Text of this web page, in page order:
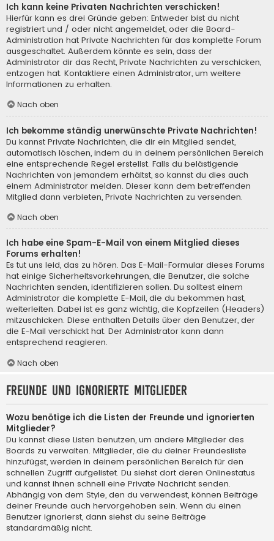
Ich kann keine Privaten Nachrichten verschicken!
Hierfür kann es drei Gründe geben: Entweder bist du nicht
registriert und / oder nicht angemeldet, oder die Board-
Administration hat Private Nachrichten für das komplette Forum
ausgeschaltet. Außerdem könnte es sein, dass der
Administrator dir das Recht, Private Nachrichten zu verschicken,
entzogen hat. Kontaktiere einen Administrator, um weitere
Informationen zu erhalten.
Nach oben
Ich bekomme ständig unerwünschte Private Nachrichten!
Du kannst Private Nachrichten, die dir ein Mitglied sendet,
automatisch löschen, indem du in deinem persönlichen Bereich
eine entsprechende Regel erstellst. Falls du belästigende
Nachrichten von jemandem erhältst, so kannst du dies auch
einem Administrator melden. Dieser kann dem betreffenden
Mitglied dann verbieten, Private Nachrichten zu versenden.
Nach oben
Ich habe eine Spam-E-Mail von einem Mitglied dieses
Forums erhalten!
Es tut uns leid, das zu hören. Das E-Mail-Formular dieses Forums
hat einige Sicherheitsvorkehrungen, die Benutzer, die solche
Nachrichten senden, identifizieren sollen. Du solltest einem
Administrator die komplette E-Mail, die du bekommen hast,
weiterleiten. Dabei ist es ganz wichtig, die Kopfzeilen (Headers)
mitzuschicken. Diese enthalten Details über den Benutzer, der
die E-Mail verschickt hat. Der Administrator kann dann
entsprechend reagieren.
Nach oben
Freunde und ignorierte Mitglieder
Wozu benötige ich die Listen der Freunde und ignorierten
Mitglieder?
Du kannst diese Listen benutzen, um andere Mitglieder des
Boards zu verwalten. Mitglieder, die du deiner Freundesliste
hinzufügst, werden in deinem persönlichen Bereich für den
schnellen Zugriff aufgelistet. Du siehst dort deren Onlinestatus
und kannst ihnen schnell eine Private Nachricht senden.
Abhängig von dem Style, den du verwendest, können Beiträge
deiner Freunde auch hervorgehoben sein. Wenn du einen
Benutzer ignorierst, dann siehst du seine Beiträge
standardmäßig nicht.